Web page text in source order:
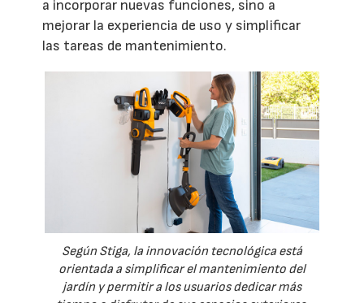
a incorporar nuevas funciones, sino a
mejorar la experiencia de uso y simplificar
las tareas de mantenimiento.
Según Stiga, la innovación tecnológica está
orientada a simplificar el mantenimiento del
jardín y permitir a los usuarios dedicar más